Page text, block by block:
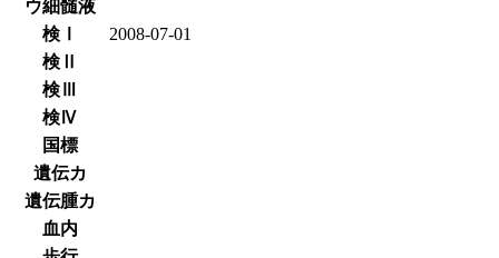
ウ細髄液
検Ⅰ
2008-07-01
検Ⅱ
検Ⅲ
検Ⅳ
国標
遺伝カ
遺伝腫カ
血内